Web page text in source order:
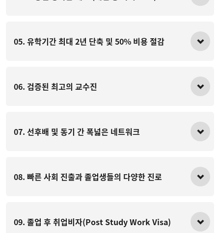
05. 유학기간 최대 2년 단축 및 50% 비용 절감
06. 검증된 최고의 교수진
07. 선후배 및 동기 간 폭넓은 네트워크
08. 빠른 사회 진출과 졸업생들의 다양한 진로
09. 졸업 후 취업비자(Post Study Work Visa)